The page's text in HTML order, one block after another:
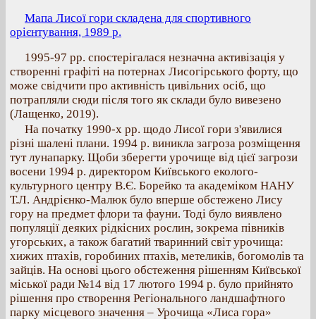
Мапа Лисої гори складена для спортивного
орієнтування, 1989 р.
1995-97 рр. спостерігалася незначна активізація у
створенні графіті на потернах Лисогірського форту, що
може свідчити про активність цивільних осіб, що
потрапляли сюди після того як склади було вивезено
(Лащенко, 2019).
На початку 1990-х рр. щодо Лисої гори з'явилися
різні шалені плани. 1994 р. виникла загроза розміщення
тут лунапарку. Щоби зберегти урочище від цієї загрози
восени 1994 р. директором Київського еколого-
культурного центру В.Є. Борейко та академіком НАНУ
Т.Л. Андрієнко-Малюк було вперше обстежено Лису
гору на предмет флори та фауни. Тоді було виявлено
популяції деяких рідкісних рослин, зокрема півників
угорських, а також багатий тваринний світ урочища:
хижих птахів, горобиних птахів, метеликів, богомолів та
зайців. На основі цього обстеження рішенням Київської
міської ради №14 від 17 лютого 1994 р. було прийнято
рішення про створення Регіонального ландшафтного
парку місцевого значення – Урочища «Лиса гора»